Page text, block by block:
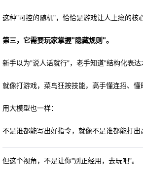
这种"可控的随机"，恰恰是游戏让人上瘾的核心
第三，它需要玩家掌握"隐藏规则"。
新手以为"说人话就行"，老手知道"结构化表达
就像打游戏，菜鸟狂按技能，高手懂连招、懂
用大模型也一样：
不是谁都能写出好指令，就像不是谁都能打出
但这个视角，不是让你"别正经用，去玩吧"。